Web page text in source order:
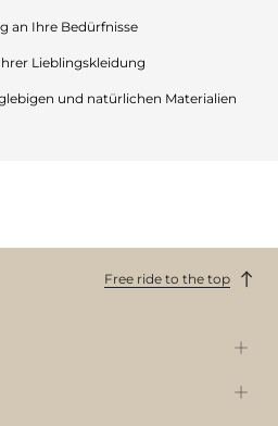
an Ihre Bedürfnisse
Lieblingskleidung
und natürlichen Materialien
Free ride to the top